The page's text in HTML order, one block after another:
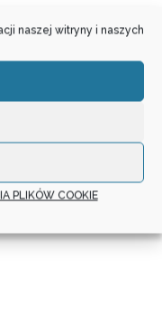
naszej witryny i naszych
PLIKÓW COOKIE